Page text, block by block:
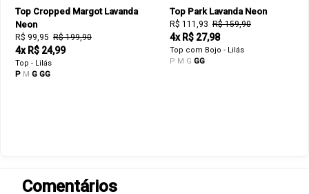
Top Cropped Margot Lavanda
Neon
R$ 99,95 R$ 199,90
4x R$ 24,99
Top - Lilás
P M G GG
Top Park Lavanda Neon
R$ 111,93 R$ 159,90
4x R$ 27,98
Top com Bojo - Lilás
P M G GG
Comentários